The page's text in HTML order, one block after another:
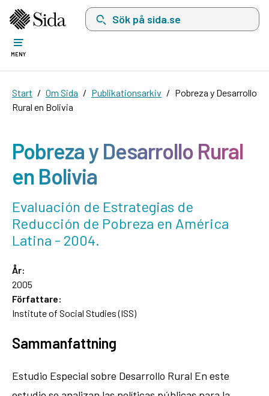
Sök på sida.se, sökförslag kommer att visas
MENY
Start Om Sida Publikationsarkiv
Pobreza y Desarrollo
Rural en Bolivia
Pobreza y Desarrollo Rural
en Bolivia
Evaluación de Estrategias de
Reducción de Pobreza en América
Latina - 2004.
År:
2005
Författare:
Institute of Social Studies (ISS)
Sammanfattning
Estudio Especial sobre Desarrollo Rural En este